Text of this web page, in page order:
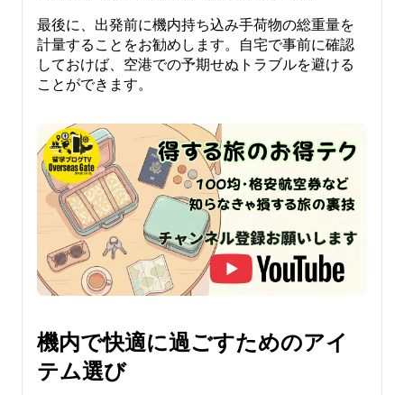
最後に、出発前に機内持ち込み手荷物の総重量を
計量することをお勧めします。自宅で事前に確認
しておけば、空港での予期せぬトラブルを避ける
ことができます。
機内で快適に過ごすためのアイ
テム選び